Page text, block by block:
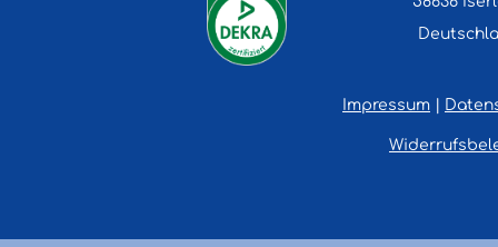
Impressum